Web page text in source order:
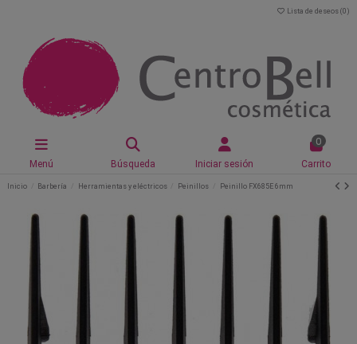
Lista de deseos (0 )
Menú Búsqueda Iniciar sesión
0
Carrito
Inicio Barbería Herramientas y eléctricos Peinillos Peinillo FX685E 6mm